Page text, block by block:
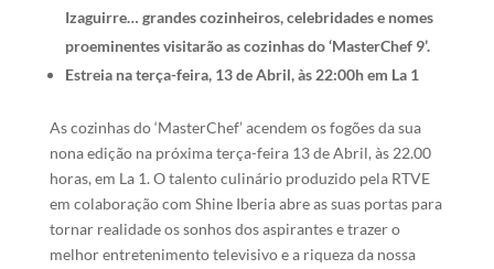
Izaguirre… grandes cozinheiros, celebridades e nomes
proeminentes visitarão as cozinhas do ‘MasterChef 9’.
Estreia na terça-feira, 13 de Abril, às 22:00h em La 1
As cozinhas do ‘MasterChef’ acendem os fogões da sua
nona edição na próxima terça-feira 13 de Abril, às 22.00
horas, em La 1. O talento culinário produzido pela RTVE
em colaboração com Shine Iberia abre as suas portas para
tornar realidade os sonhos dos aspirantes e trazer o
melhor entretenimento televisivo e a riqueza da nossa